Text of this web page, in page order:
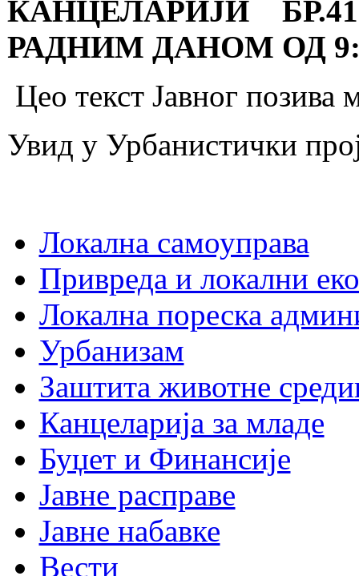
КАНЦЕЛАРИЈИ
РАДНИМ ДАНОМ ОД
Цео текст Јавног позива
Увид у Урбанистички
Локална самоуправа
Привреда и локални
Локална пореска
Урбанизам
Заштита животне
Канцеларија за младе
Буџет и Финансије
Јавне расправе
Јавне набавке
Вести